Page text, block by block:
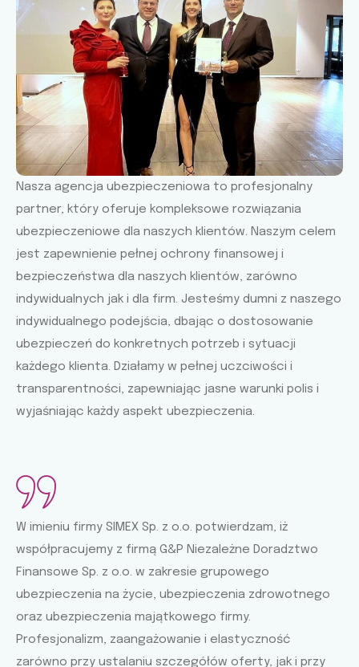
Nasza agencja ubezpieczeniowa to profesjonalny
partner, który oferuje kompleksowe rozwiązania
ubezpieczeniowe dla naszych klientów. Naszym celem
jest zapewnienie pełnej ochrony finansowej i
bezpieczeństwa dla naszych klientów, zarówno
indywidualnych jak i dla firm. Jesteśmy dumni z naszego
indywidualnego podejścia, dbając o dostosowanie
ubezpieczeń do konkretnych potrzeb i sytuacji
każdego klienta. Działamy w pełnej uczciwości i
transparentności, zapewniając jasne warunki polis i
wyjaśniając każdy aspekt ubezpieczenia.
W imieniu firmy SIMEX Sp. z o.o. potwierdzam, iż
współpracujemy z firmą G&P Niezależne Doradztwo
Finansowe Sp. z o.o. w zakresie grupowego
ubezpieczenia na życie, ubezpieczenia zdrowotnego
oraz ubezpieczenia majątkowego firmy.
Profesjonalizm, zaangażowanie i elastyczność
zarówno przy ustalaniu szczegółów oferty, jak i przy